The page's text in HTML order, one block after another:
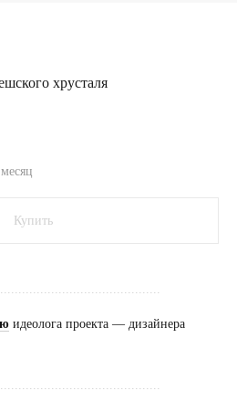
хрусталя
Купить
идеолога проекта — дизайнера